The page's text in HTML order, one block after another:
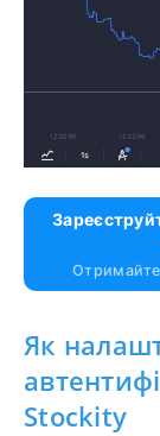
Отримайте
Як
Stockity